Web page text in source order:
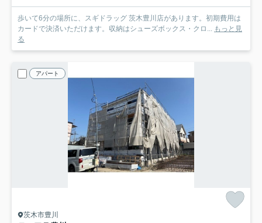
歩いて6分の場所に、スギドラッグ 茨木豊川店があります。初期費用は
カードで決済いただけます。収納はシューズボックス・クロ...
もっと見
る
アパート
茨木市豊川